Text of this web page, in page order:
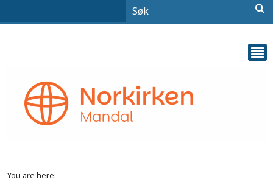
You are here: